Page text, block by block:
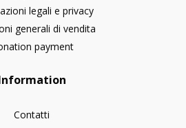
legali e privacy
generali di vendita
payment
Contatti